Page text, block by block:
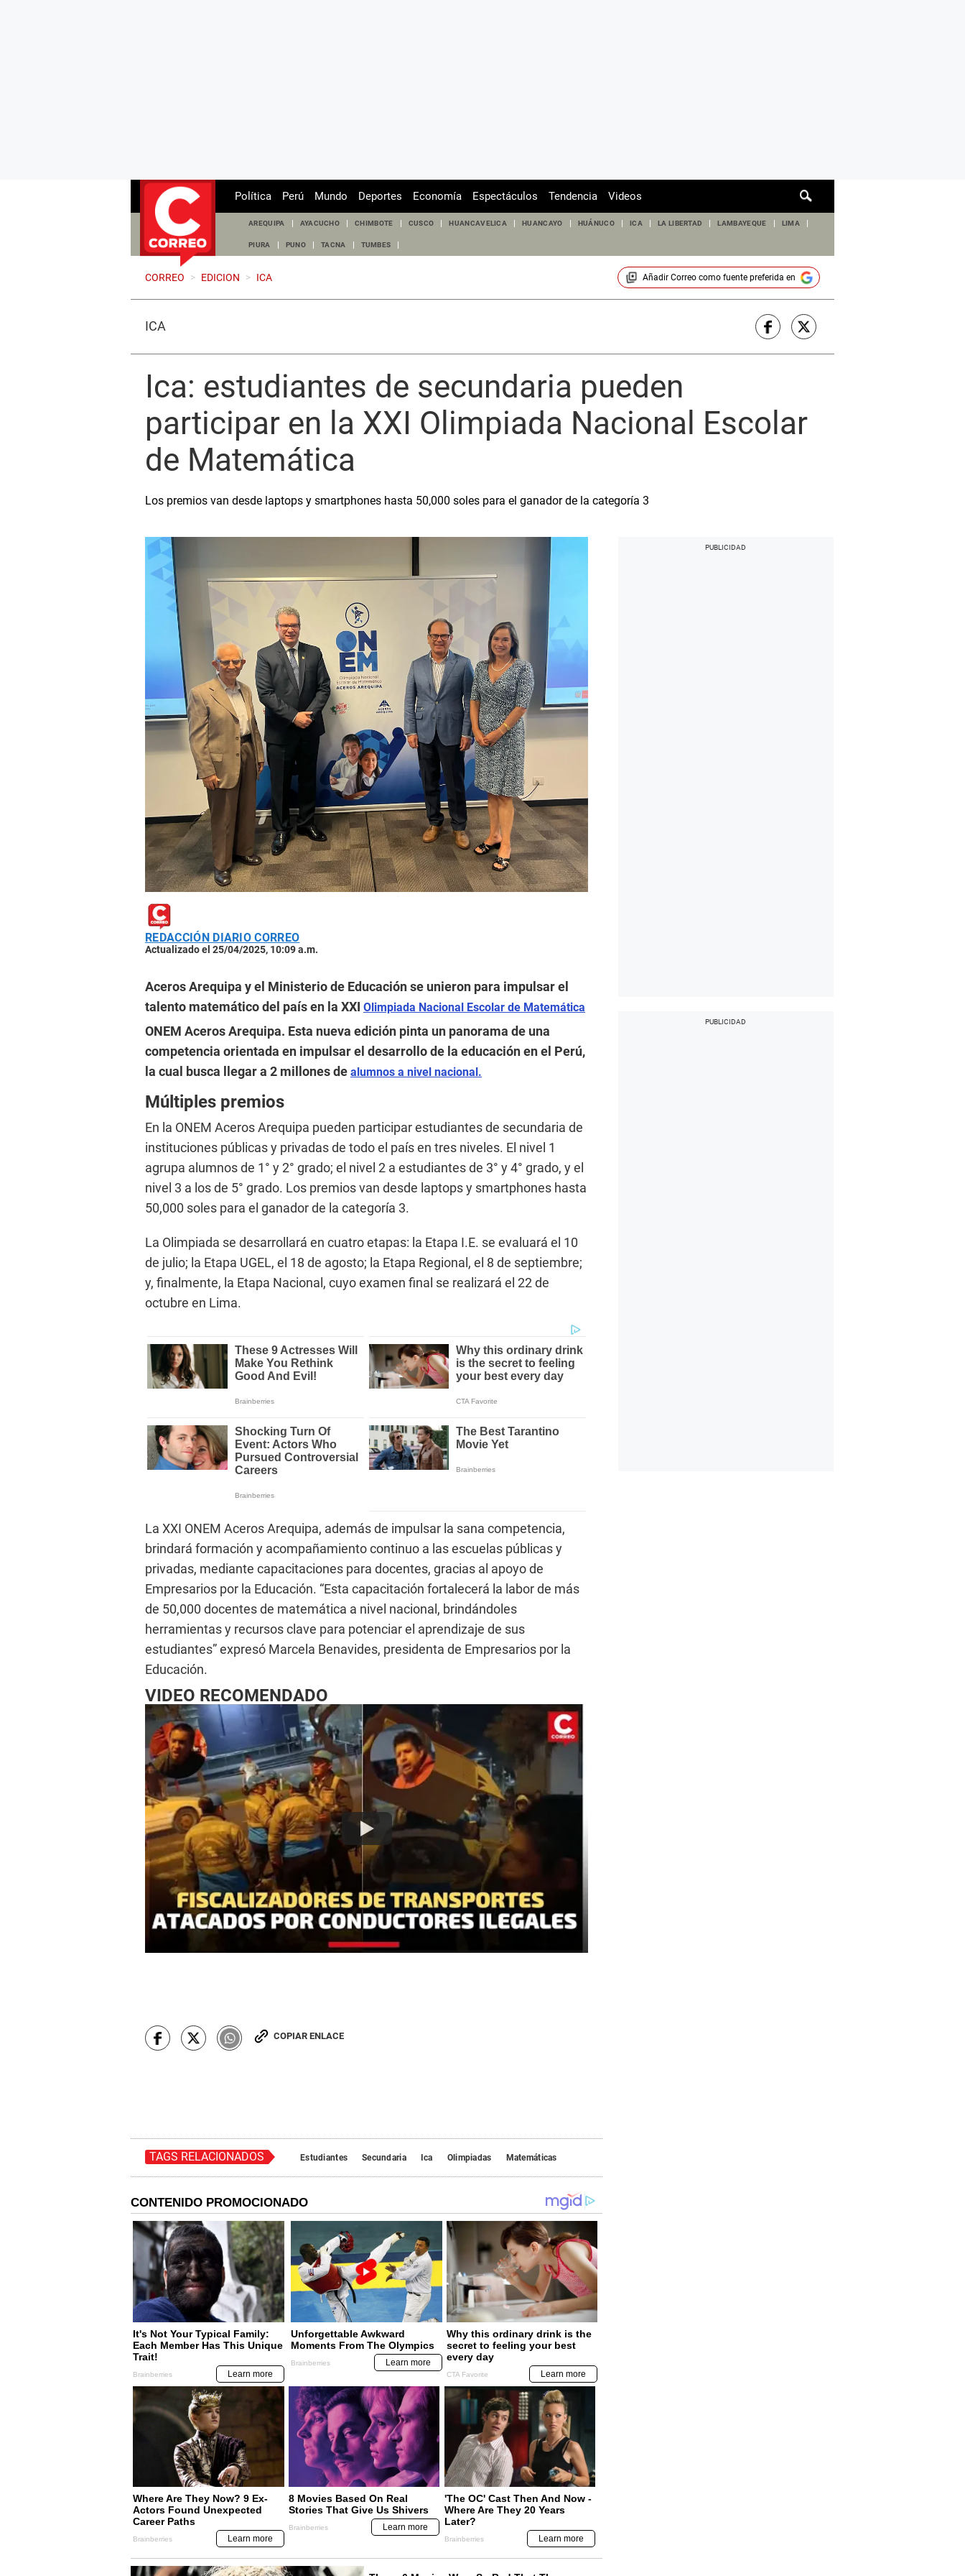
de
Política Perú Mundo Deportes Economía Espectáculos Tendencia Videos
AREQUIPA AYACUCHO CHIMBOTE CUSCO HUANCAVELICA HUANCAYO HUÁNUCO ICA LA LIBERTAD LAMBAYEQUE LIMA
PIURA PUNO TACNA TUMBES
CORREO > EDICION > ICA Añadir Correocomo fuente preferida en
ICA
Ica: estudiantes de secundaria pueden
participar en la XXI Olimpiada Nacional Escolar
de Matemática
Los premios van desde laptops y smartphones hasta 50,000 soles para el ganador de la categoría 3
REDACCIÓN DIARIO CORREO
Actualizado el 25/04/2025, 10:09 a.m.
Aceros Arequipa y el Ministerio de Educación se unieron para impulsar el
talento matemático del país en la XXI Olimpiada Nacional Escolar de Matemática
ONEM Aceros Arequipa. Esta nueva edición pinta un panorama de una
competencia orientada en impulsar el desarrollo de la educación en el Perú,
la cual busca llegar a 2 millones de alumnos a nivel nacional.
Múltiples premios
En la ONEM Aceros Arequipa pueden participar estudiantes de secundaria de
instituciones públicas y privadas de todo el país en tres niveles. El nivel 1
agrupa alumnos de 1° y 2° grado; el nivel 2 a estudiantes de 3° y 4° grado, y el
nivel 3 a los de 5° grado. Los premios van desde laptops y smartphones hasta
50,000 soles para el ganador de la categoría 3.
La Olimpiada se desarrollará en cuatro etapas: la Etapa I.E. se evaluará el 10
de julio; la Etapa UGEL, el 18 de agosto; la Etapa Regional, el 8 de septiembre;
y, finalmente, la Etapa Nacional, cuyo examen final se realizará el 22 de
octubre en Lima.
La XXI ONEM Aceros Arequipa, además de impulsar la sana competencia,
brindará formación y acompañamiento continuo a las escuelas públicas y
privadas, mediante capacitaciones para docentes, gracias al apoyo de
Empresarios por la Educación. “Esta capacitación fortalecerá la labor de más
de 50,000 docentes de matemática a nivel nacional, brindándoles
herramientas y recursos clave para potenciar el aprendizaje de sus
estudiantes” expresó Marcela Benavides, presidenta de Empresarios por la
Educación.
VIDEO RECOMENDADO
COPIAR ENLACE
TAGS RELACIONADOS Estudiantes Secundaria Ica Olimpiadas Matemáticas